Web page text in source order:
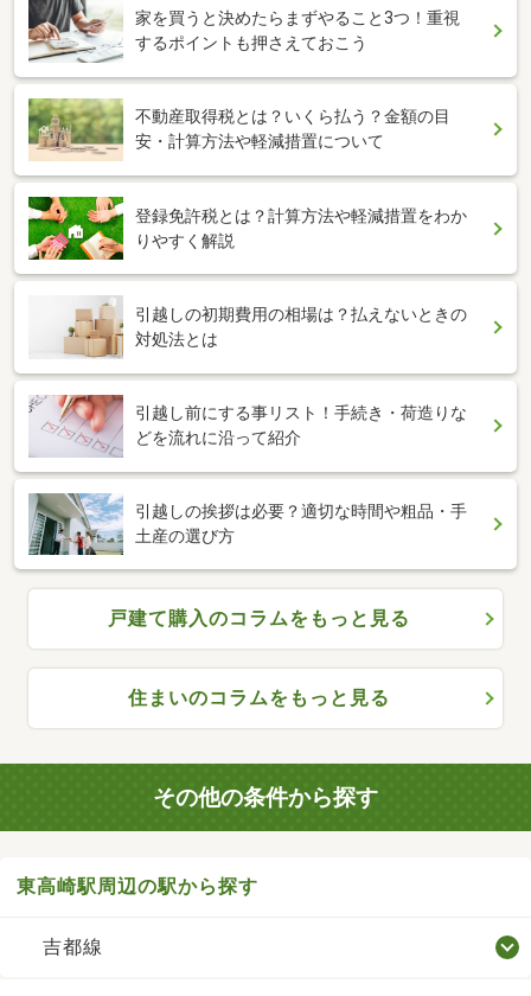
家を買うと決めたらまずやること3つ！重視
するポイントも押さえておこう
不動産取得税とは？いくら払う？金額の目
安・計算方法や軽減措置について
登録免許税とは？計算方法や軽減措置をわか
りやすく解説
引越しの初期費用の相場は？払えないときの
対処法とは
引越し前にする事リスト！手続き・荷造りな
どを流れに沿って紹介
引越しの挨拶は必要？適切な時間や粗品・手
土産の選び方
戸建て購入のコラムをもっと見る
住まいのコラムをもっと見る
その他の条件から探す
東高崎駅周辺の駅から探す
吉都線